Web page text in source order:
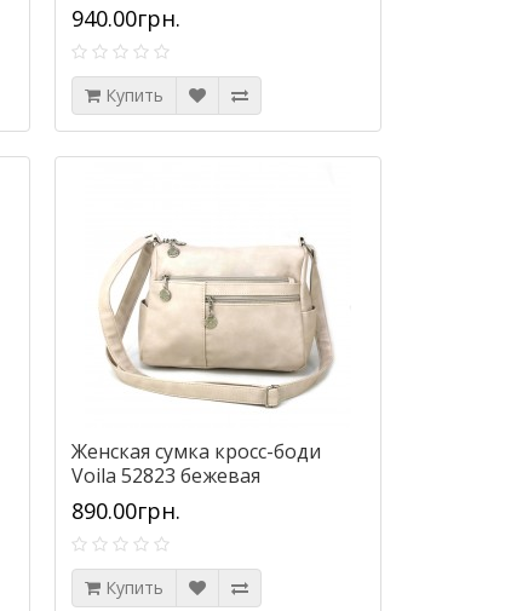
940.00грн.
Купить
Женская сумка кросс-боди
Voila 52823 бежевая
890.00грн.
Купить